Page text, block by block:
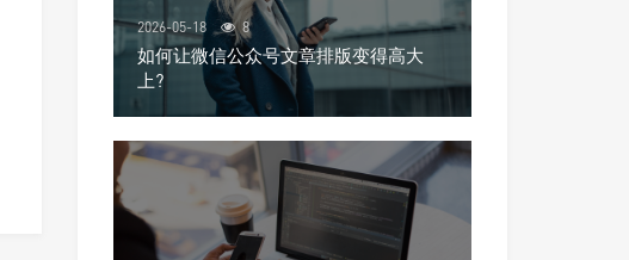
2026-05-18 8
如何让微信公众号文章排版变得高大
上?